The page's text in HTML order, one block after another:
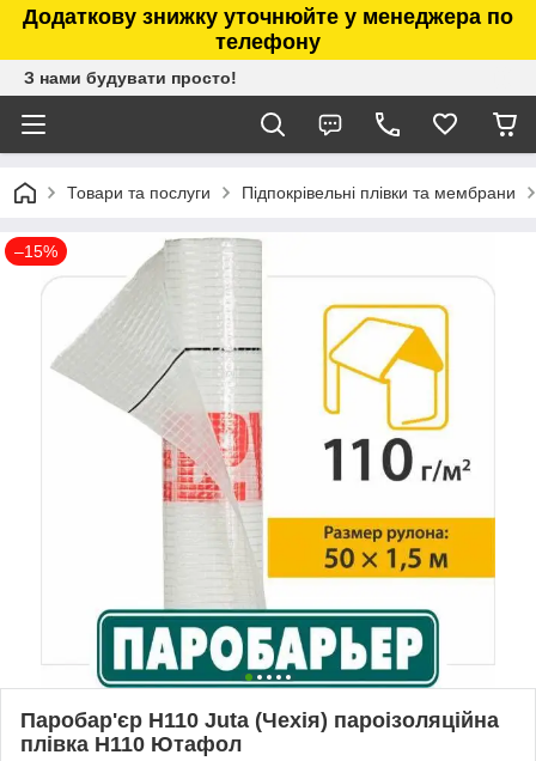
Додаткову знижку уточнюйте у менеджера по
телефону
З нами будувати просто!
Товари та послуги Підпокрівельні плівки та мембрани
–15%
Паробар'єр H110 Juta (Чехія) пароізоляційна
плівка Н110 Ютафол